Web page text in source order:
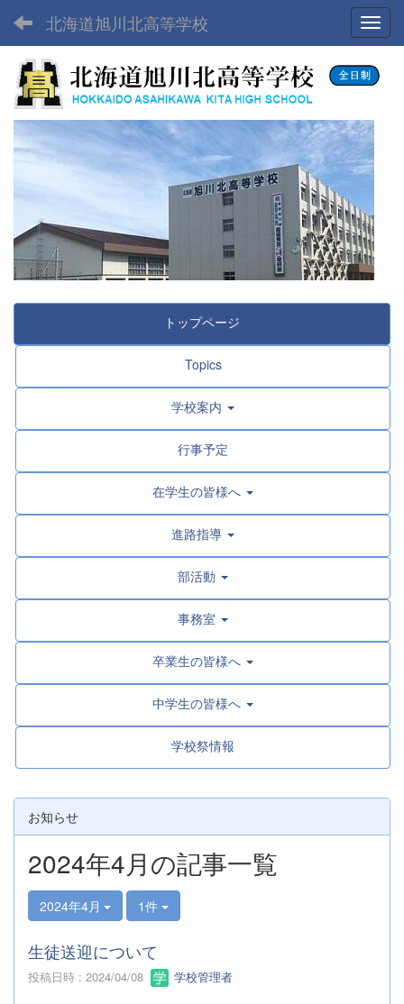
北海道旭川北高等学校
トップページ
Topics
学校案内
行事予定
在学生の皆様へ
進路指導
部活動
事務室
卒業生の皆様へ
中学生の皆様へ
学校祭情報
お知らせ
2024年4月の記事一覧
2024年4月 1件
生徒送迎について
投稿日時 : 2024/04/08 学校管理者